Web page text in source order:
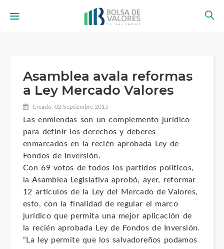
Asamblea avala reformas
a Ley Mercado Valores
Creado: 02 Septiembre 2015
Las enmiendas son un complemento jurídico
para definir los derechos y deberes
enmarcados en la recién aprobada Ley de
Fondos de Inversión.
Con 69 votos de todos los partidos políticos,
la Asamblea Legislativa aprobó, ayer, reformar
12 artículos de la Ley del Mercado de Valores,
esto, con la finalidad de regular el marco
jurídico que permita una mejor aplicación de
la recién aprobada Ley de Fondos de Inversión.
“La ley permite que los salvadoreños podamos